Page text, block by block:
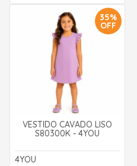
35%
OFF
VESTIDO CAVADO LISO
S80300K - 4YOU
4YOU